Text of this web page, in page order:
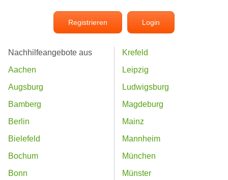
Registrieren Login
Nachhilfeangebote aus
Aachen
Augsburg
Bamberg
Berlin
Bielefeld
Bochum
Bonn
Krefeld
Leipzig
Ludwigsburg
Magdeburg
Mainz
Mannheim
München
Münster